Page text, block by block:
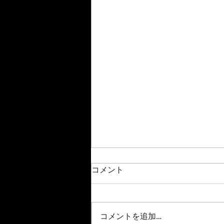
新年明けましておめでとうご
しまいましたね！！ ほんと年々
コメント
コメントを追加…